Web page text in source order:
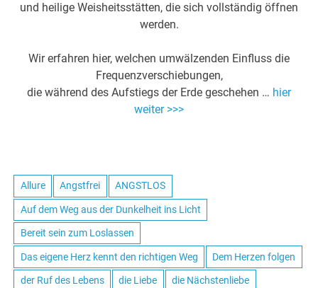
und heilige Weisheitsstätten, die sich vollständig öffnen
werden.
Wir erfahren hier, welchen umwälzenden Einfluss die
Frequenzverschiebungen,
die während des Aufstiegs der Erde geschehen … hier
weiter >>>
Allure Angstfrei ANGSTLOS
Auf dem Weg aus der Dunkelheit ins Licht
Bereit sein zum Loslassen
Das eigene Herz kennt den richtigen Weg Dem Herzen folgen
der Ruf des Lebens die Liebe die Nächstenliebe